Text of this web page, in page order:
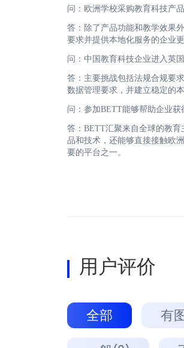
问：欧洲学校采购教育科技产
答：除了产品功能和教学效果
要求并提供本地化服务的企业
问：中国教育科技企业进入英
答：主要挑战包括法规合规要
数据管理要求，并建立稳定的
问：参加BETT能够帮助企业获
答：BETT汇聚来自全球的教
品和技术，还能够直接接触欧
要的平台之一。
用户评价
全部 有